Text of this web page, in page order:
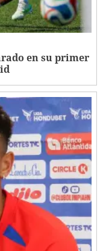
en su primer